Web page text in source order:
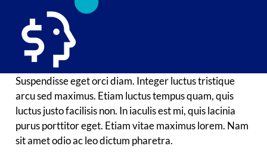
Suspendisse eget orci diam. Integer luctus tristique
arcu sed maximus. Etiam luctus tempus quam, quis
luctus justo facilisis non. In iaculis est mi, quis lacinia
purus porttitor eget. Etiam vitae maximus lorem. Nam
sit amet odio ac leo dictum pharetra.